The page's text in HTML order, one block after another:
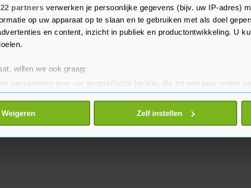
partners verwerken je persoonlijke gegevens (bijv. uw IP-adres)
op uw apparaat op te slaan en te gebruiken met als doel
en content, inzicht in publiek en productontwikkeling. U
willen we ook graag:
verzamelen over uw geografische locatie, die tot een paar meter
identificeren door het actief te scannen op specifieke
hoe uw persoonlijke gegevens worden verwerkt en stel uw
Weigeren Zelf instellen
het geen groot risico als inwoners in deze
komen te zitten?”